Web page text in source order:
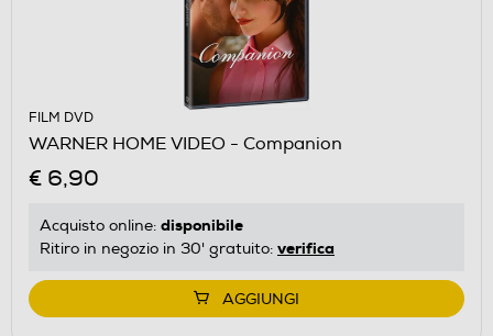
FILM DVD
WARNER HOME VIDEO - Companion
€ 6,90
Acquisto online: disponibile
Ritiro in negozio in 30' gratuito: verifica
AGGIUNGI